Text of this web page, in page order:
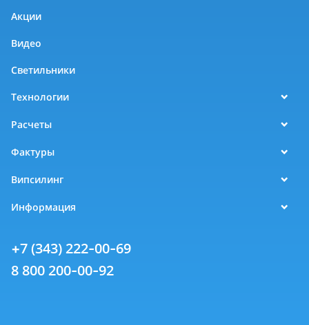
Акции
Видео
Светильники
Технологии
Расчеты
Фактуры
Випсилинг
Информация
+7 (343) 222-00-69
8 800 200-00-92